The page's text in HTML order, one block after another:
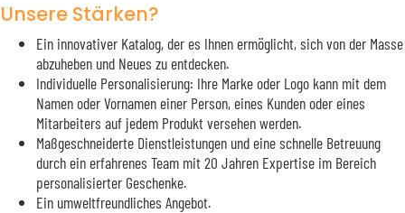
Unsere Stärken?
Ein innovativer Katalog, der es Ihnen ermöglicht, sich von der Masse
abzuheben und Neues zu entdecken.
Individuelle Personalisierung: Ihre Marke oder Logo kann mit dem
Namen oder Vornamen einer Person, eines Kunden oder eines
Mitarbeiters auf jedem Produkt versehen werden.
Maßgeschneiderte Dienstleistungen und eine schnelle Betreuung
durch ein erfahrenes Team mit 20 Jahren Expertise im Bereich
personalisierter Geschenke.
Ein umweltfreundliches Angebot.